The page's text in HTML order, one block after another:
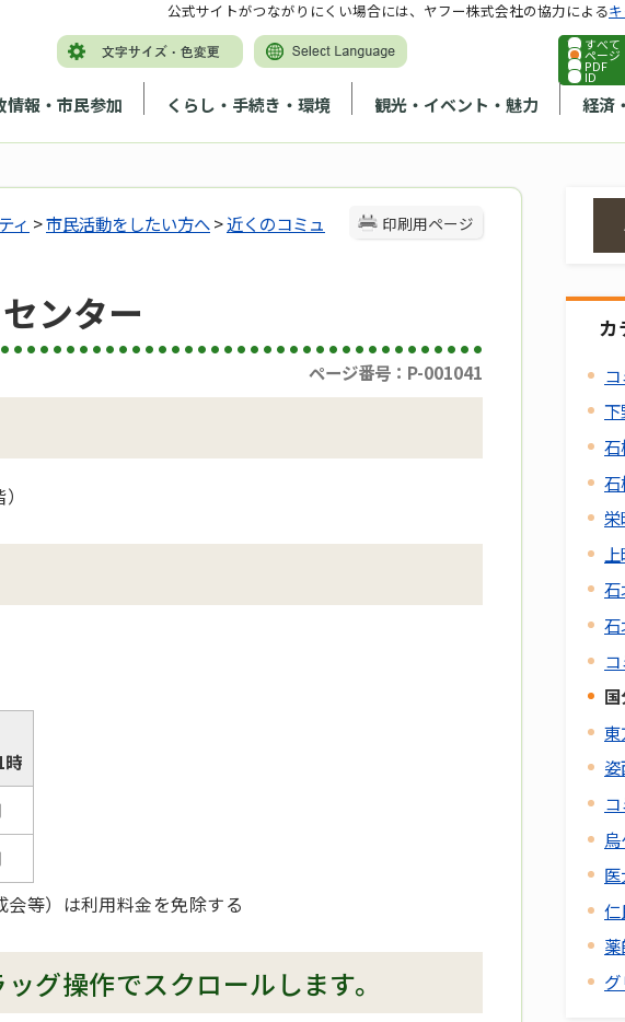
すべて
ページ
PDF
ID
情報・市民参加 くらし・手続き・環境 観光・イベント・魅力 経済
公式サイトがつながりにくい場合には、ヤフー株式会社の協力による
印刷用ページ
ィ >市民活動をしたい方へ>近くのコミュ
ンター
ページ番号：P-001041
時
等）は利用料金を免除する
グ操作でスクロールします。
カ
下
石
石
石
石
東
仁